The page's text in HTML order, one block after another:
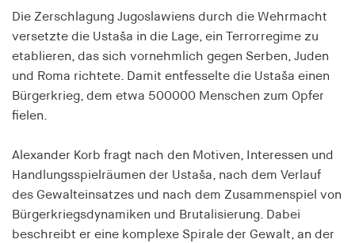
Die Zerschlagung Jugoslawiens durch die Wehrmacht
versetzte die Ustaša in die Lage, ein Terrorregime zu
etablieren, das sich vornehmlich gegen Serben, Juden
und Roma richtete. Damit entfesselte die Ustaša einen
Bürgerkrieg, dem etwa 500000 Menschen zum Opfer
fielen.
Alexander Korb fragt nach den Motiven, Interessen und
Handlungsspielräumen der Ustaša, nach dem Verlauf
des Gewalteinsatzes und nach dem Zusammenspiel von
Bürgerkriegsdynamiken und Brutalisierung. Dabei
beschreibt er eine komplexe Spirale der Gewalt, an der
fe_typo_user
Cookie Laufzeit:
Sitzung
fonts_loaded